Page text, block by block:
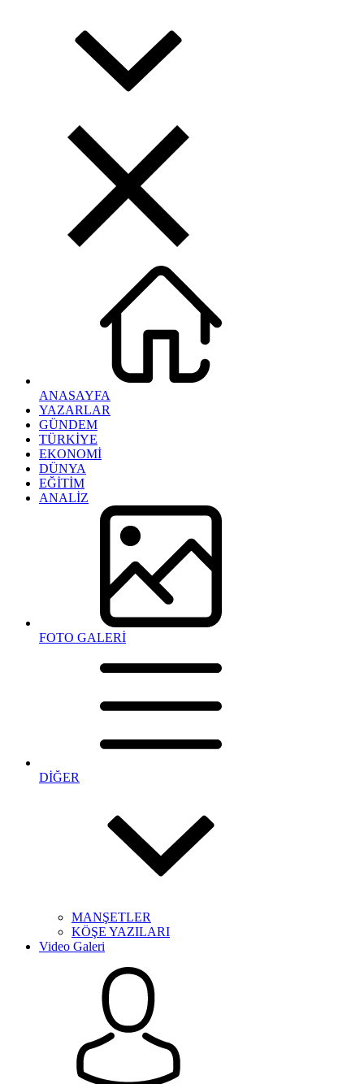
ANASAYFA
YAZARLAR
GÜNDEM
TÜRKİYE
EKONOMİ
DÜNYA
EĞİTİM
ANALİZ
FOTO GALERİ
DİĞER
MANŞETLER
KÖŞE YAZILARI
Video Galeri